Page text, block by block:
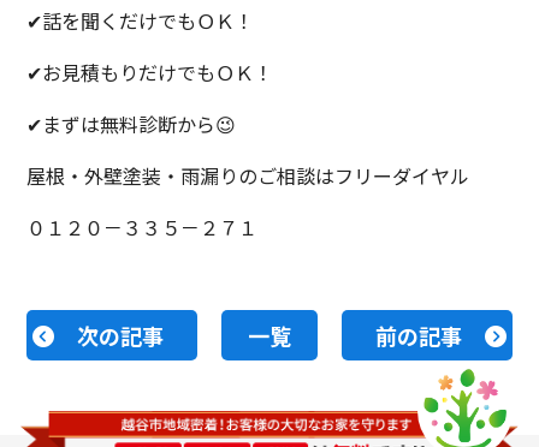
✔話を聞くだけでもＯＫ！
✔お見積もりだけでもＯＫ！
✔まずは無料診断から😉
屋根・外壁塗装・雨漏りのご相談はフリーダイヤル
０１２０－３３５－２７１
次の記事 一覧 前の記事